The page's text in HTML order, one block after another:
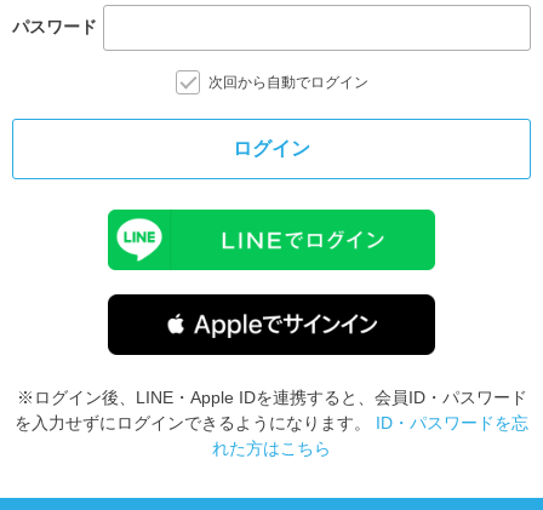
パスワード
次回から自動でログイン
ログイン
※ログイン後、LINE・Apple IDを連携すると、会員ID・パスワード
を入力せずにログインできるようになります。 ID・パスワードを忘
れた方はこちら